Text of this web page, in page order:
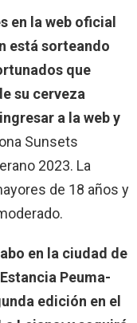
en la web oficial
está sorteando
que
su cerveza
a la web y
Sunsets
2023. La
de 18 años y
en la ciudad de
Peuma-
edición en el